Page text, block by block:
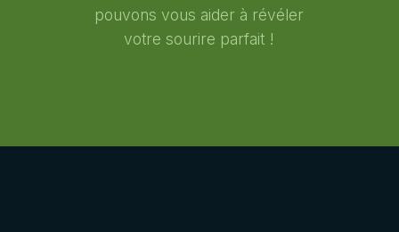
pouvons vous aider à révéler
votre sourire parfait !